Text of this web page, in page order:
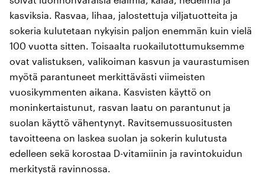
kasviksia. Rasvaa, lihaa, jalostettuja viljatuotteita ja
sokeria kulutetaan nykyisin paljon enemmän kuin vielä
100 vuotta sitten. Toisaalta ruokailutottumuksemme
ovat valistuksen, valikoiman kasvun ja vaurastumisen
myötä parantuneet merkittävästi viimeisten
vuosikymmenten aikana. Kasvisten käyttö on
moninkertaistunut, rasvan laatu on parantunut ja
suolan käyttö vähentynyt. Ravitsemussuositusten
tavoitteena on laskea suolan ja sokerin kulutusta
edelleen sekä korostaa D-vitamiinin ja ravintokuidun
merkitystä ravinnossa.